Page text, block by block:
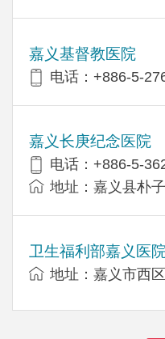
嘉义基督教医院
电话：+886-5-
嘉义长庚纪念医院
电话：+886-5-
地址：嘉义县朴
卫生福利部嘉义医
地址：嘉义市西